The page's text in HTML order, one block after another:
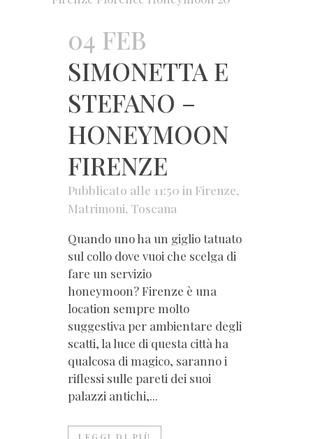
04 FEB
SIMONETTA E
STEFANO –
HONEYMOON
FIRENZE
Pubblicato alle 11:50 in Firenze,
Matrimoni, Toscana
Quando uno ha un giglio tatuato
sul collo dove vuoi che scelga di
fare un servizio
honeymoon? Firenze è una
location sempre molto
suggestiva per ambientare degli
scatti, la luce di questa città ha
qualcosa di magico, saranno i
riflessi sulle pareti dei suoi
palazzi antichi,...